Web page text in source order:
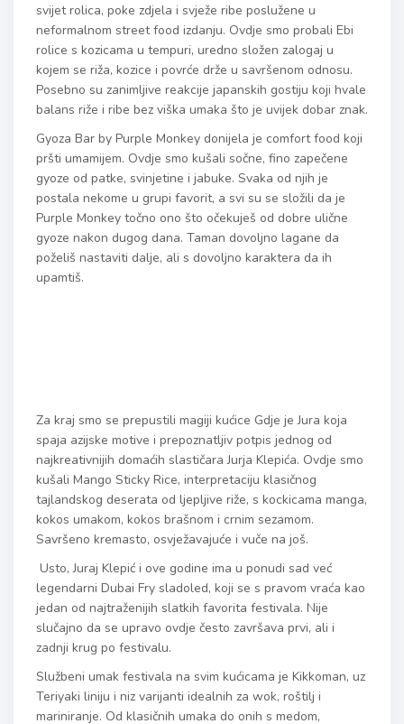
svijet rolica, poke zdjela i svježe ribe poslužene u
neformalnom street food izdanju. Ovdje smo probali Ebi
rolice s kozicama u tempuri, uredno složen zalogaj u
kojem se riža, kozice i povrće drže u savršenom odnosu.
Posebno su zanimljive reakcije japanskih gostiju koji hvale
balans riže i ribe bez viška umaka što je uvijek dobar znak.
Gyoza Bar by Purple Monkey donijela je comfort food koji
pršti umamijem. Ovdje smo kušali sočne, fino zapečene
gyoze od patke, svinjetine i jabuke. Svaka od njih je
postala nekome u grupi favorit, a svi su se složili da je
Purple Monkey točno ono što očekuješ od dobre ulične
gyoze nakon dugog dana. Taman dovoljno lagane da
poželiš nastaviti dalje, ali s dovoljno karaktera da ih
upamtiš.
Za kraj smo se prepustili magiji kućice Gdje je Jura koja
spaja azijske motive i prepoznatljiv potpis jednog od
najkreativnijih domaćih slastičara Jurja Klepića. Ovdje smo
kušali Mango Sticky Rice, interpretaciju klasičnog
tajlandskog deserata od ljepljive riže, s kockicama manga,
kokos umakom, kokos brašnom i crnim sezamom.
Savršeno kremasto, osvježavajuće i vuče na još.
Usto, Juraj Klepić i ove godine ima u ponudi sad već
legendarni Dubai Fry sladoled, koji se s pravom vraća kao
jedan od najtraženijih slatkih favorita festivala. Nije
slučajno da se upravo ovdje često završava prvi, ali i
zadnji krug po festivalu.
Službeni umak festivala na svim kućicama je Kikkoman, uz
Teriyaki liniju i niz varijanti idealnih za wok, roštilj i
mariniranje. Od klasičnih umaka do onih s medom,